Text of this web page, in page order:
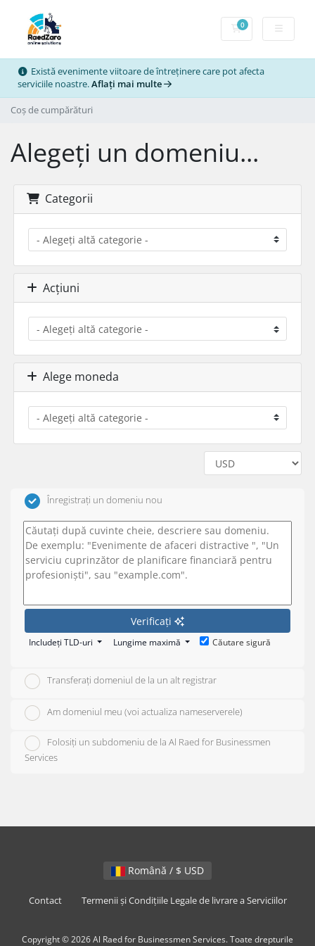
0Coș de
Există evenimente viitoare de întreținere care pot afecta
serviciile noastre.Aflați mai multe
Coș de cumpărături
Alegeți un domeniu...
Categorii
Acțiuni
Alege moneda
Înregistrați un domeniu nou
Verificați
Includeți TLD-uri Lungime maximă Căutare sigură
Transferați domeniul de la un alt registrar
Am domeniul meu (voi actualiza nameserverele)
Folosiți un subdomeniu de la Al Raed for Businessmen
Services
Română / $ USD
Contact Termenii și Condițiile Legale de livrare a Serviciilor
Copyright © 2026 Al Raed for Businessmen Services. Toate drepturile